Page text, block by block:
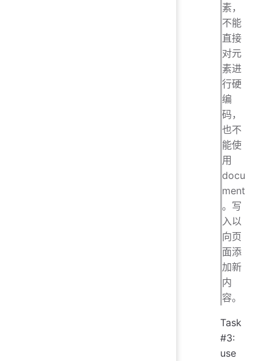
素，
不能
直接
对元
素进
行硬
编
码，
也不
能使
用
docu
ment
。写
入以
向页
面添
加新
内
容。
Task
#3:
use